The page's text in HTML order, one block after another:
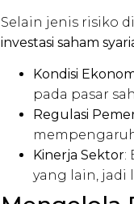
Selain jenis risiko
investasi saham
Kondisi
pada pasar
Regulasi
Kinerja Sektor:
yang lain, jadi